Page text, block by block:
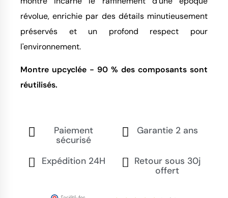
révolue, enrichie par des détails minutieusement
préservés et un profond respect pour
l'environnement.
Montre upcyclée - 90 % des composants sont
réutilisés.
Paiement
sécurisé
Garantie 2 ans
Expédition 24H
Retour sous 30j
offert